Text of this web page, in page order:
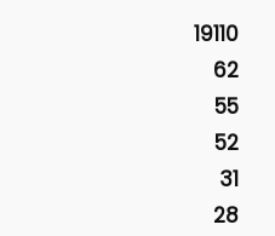
19110
62
55
52
31
28